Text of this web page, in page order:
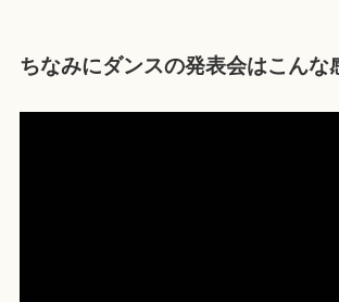
ちなみにダンスの発表会はこんな